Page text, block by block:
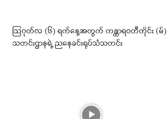
ဩဂုတ်လ (၆) ရက်နေ့အတွက် ကန္တာရဝတီတိုင်း (မ်)
သတင်းဌာနရဲ့ ညနေခင်းရုပ်သံသတင်း